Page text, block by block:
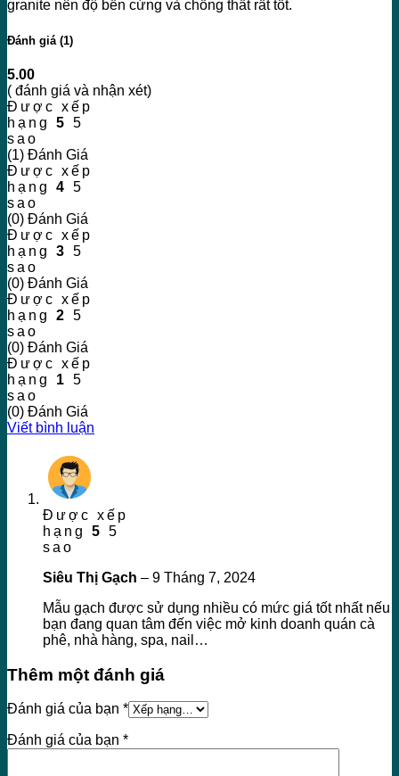
granite nên độ bền cứng và chống thất rất tốt.
Đánh giá (1)
5.00
( đánh giá và nhận xét)
Được xếp
hạng 5 5
sao
(1) Đánh Giá
Được xếp
hạng 4 5
sao
(0) Đánh Giá
Được xếp
hạng 3 5
sao
(0) Đánh Giá
Được xếp
hạng 2 5
sao
(0) Đánh Giá
Được xếp
hạng 1 5
sao
(0) Đánh Giá
Viết bình luận
Được xếp
hạng 5 5
sao
Siêu Thị Gạch – 9 Tháng 7, 2024
Mẫu gạch được sử dụng nhiều có mức giá tốt nhất nếu
bạn đang quan tâm đến việc mở kinh doanh quán cà
phê, nhà hàng, spa, nail…
Thêm một đánh giá
Đánh giá của bạn *
Đánh giá của bạn *